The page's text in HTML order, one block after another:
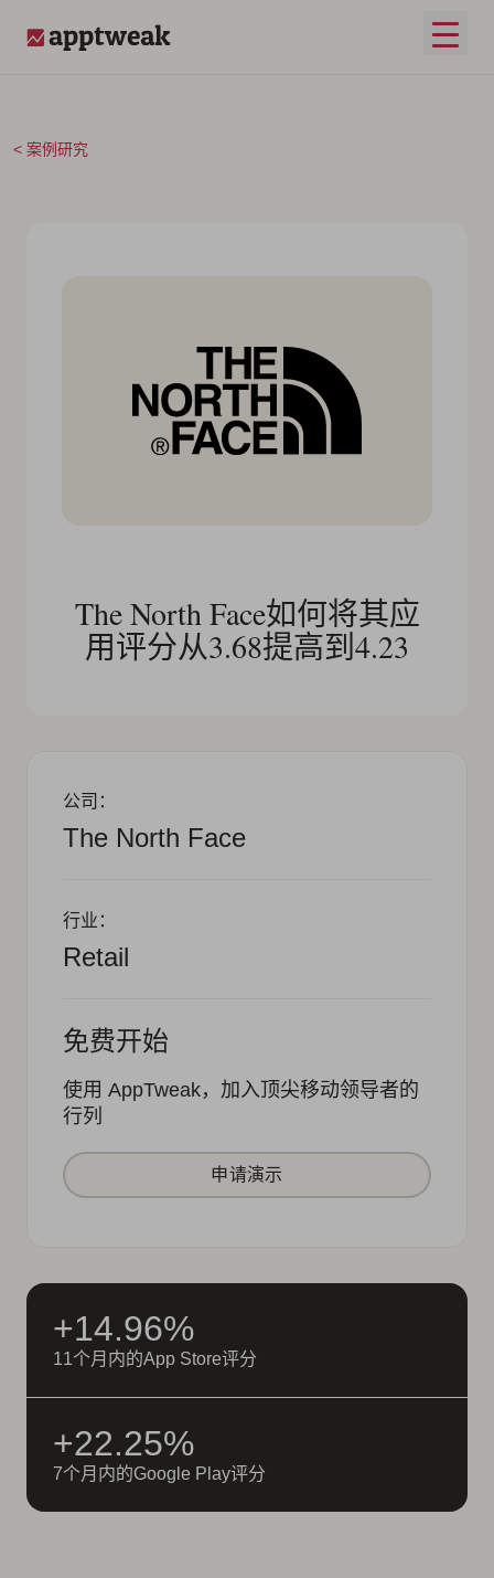
打开
案例研究
The North Face如何将其应
用评分从3.68提高到4.23
公司：
The North Face
行业：
Retail
免费开始
使用 AppTweak，加入顶尖移动领导者的
行列
申请演示
+14.96%
11个月内的App Store评分
+22.25%
7个月内的Google Play评分